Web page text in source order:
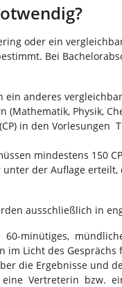
oder ein
Bei
anderes
Physik,
in den
mindestens 150
der Auflage erteilt,
ausschließlich in
minütiges,
Licht des
die Ergebnisse und
Vertreterin bzw.